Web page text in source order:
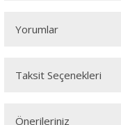
Yorumlar
Taksit Seçenekleri
Önerileriniz